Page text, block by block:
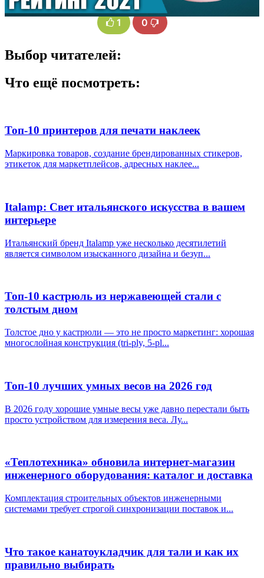
1 0
Выбор читателей:
Что ещё посмотреть:
Топ-10 принтеров для печати наклеек
Маркировка товаров, создание брендированных стикеров,
этикеток для маркетплейсов, адресных наклее...
Italamp: Свет итальянского искусства в вашем
интерьере
Итальянский бренд Italamp уже несколько десятилетий
является символом изысканного дизайна и безуп...
Топ-10 кастрюль из нержавеющей стали с
толстым дном
Толстое дно у кастрюли — это не просто маркетинг: хорошая
многослойная конструкция (tri-ply, 5-pl...
Топ-10 лучших умных весов на 2026 год
В 2026 году хорошие умные весы уже давно перестали быть
просто устройством для измерения веса. Лу...
«Теплотехника» обновила интернет-магазин
инженерного оборудования: каталог и доставка
Комплектация строительных объектов инженерными
системами требует строгой синхронизации поставок и...
Что такое канатоукладчик для тали и как их
правильно выбирать